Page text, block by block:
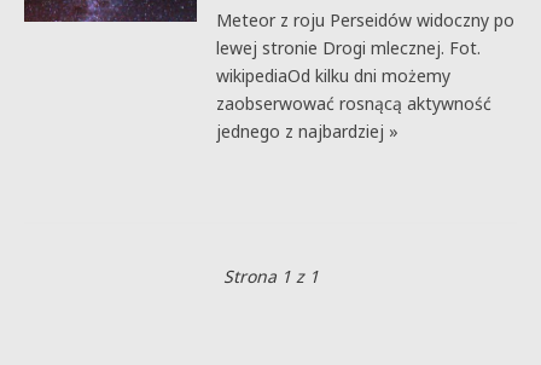
Meteor z roju Perseidów widoczny po
lewej stronie Drogi mlecznej. Fot.
wikipediaOd kilku dni możemy
zaobserwować rosnącą aktywność
jednego z najbardziej »
Strona 1 z 1